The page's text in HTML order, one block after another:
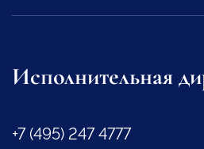
Исполнительная
+7 (495) 247 4777